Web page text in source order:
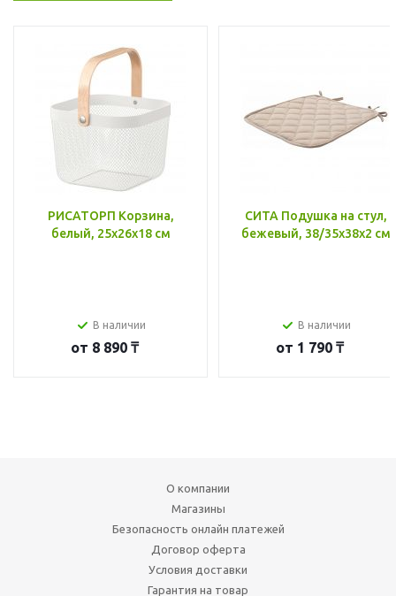
РИСАТОРП Корзина,
белый, 25x26x18 см
В наличии
от 8 890 ₸
СИТА Подушка на стул,
бежевый, 38/35x38x2 см
В наличии
от 1 790 ₸
О компании
Магазины
Безопасность онлайн платежей
Договор оферта
Условия доставки
Гарантия на товар